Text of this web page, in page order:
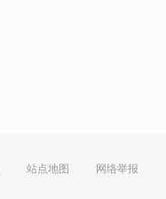
站点地图 网络举报